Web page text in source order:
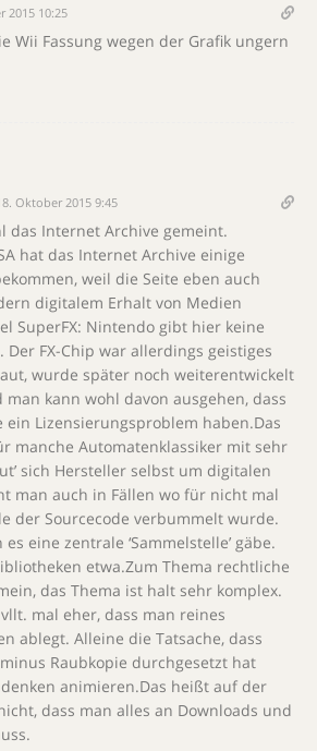
2015 10:25
Wii Fassung wegen der Grafik ungern
Oktober 2015 9:45
das Internet Archive gemeint.
hat das Internet Archive einige
weil die Seite eben auch
digitalem Erhalt von Medien
SuperFX: Nintendo gibt hier keine
FX-Chip war allerdings geistiges
wurde später noch weiterentwickelt
kann wohl davon ausgehen, dass
ein Lizensierungsproblem haben.Das
manche Automatenklassiker mit sehr
sich Hersteller selbst um digitalen
man auch in Fällen wo für nicht mal
der Sourcecode verbummelt wurde.
eine zentrale ‘Sammelstelle’ gäbe.
etwa.Zum Thema rechtliche
das Thema ist halt sehr komplex.
mal eher, dass man reines
ablegt. Alleine die Tatsache, dass
Raubkopie durchgesetzt hat
animieren.Das heißt auf der
dass man alles an Downloads und